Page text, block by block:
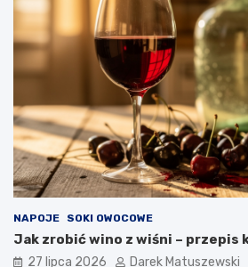
NAPOJE SOKI OWOCOWE
Jak zrobić wino z wiśni – przepis
27 lipca 2026 Darek Matuszewski